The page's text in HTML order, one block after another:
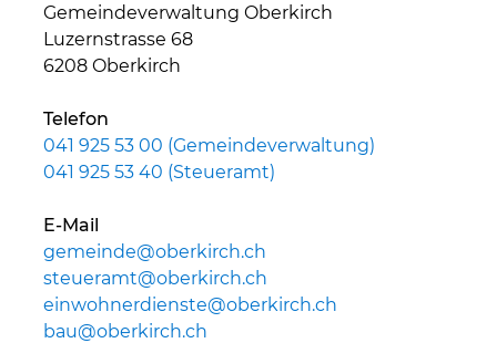
Gemeindeverwaltung Oberkirch
Luzernstrasse 68
6208 Oberkirch
Telefon
041 925 53 00 (Gemeindeverwaltung)
041 925 53 40 (Steueramt)
E-Mail
gemeinde@oberkirch.ch
steueramt@oberkirch.ch
einwohnerdienste@oberkirch.ch
bau@oberkirch.ch